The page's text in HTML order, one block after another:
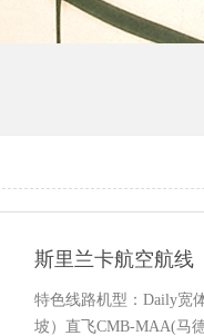
斯里兰卡航空航线
特色线路机型：Daily宽
坡）直飞CMB-MAA(马